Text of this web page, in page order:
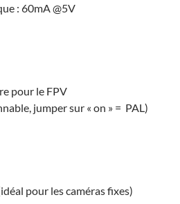
: 60mA @5V
pour le FPV
jumper sur « on » = PAL)
pour les caméras fixes)